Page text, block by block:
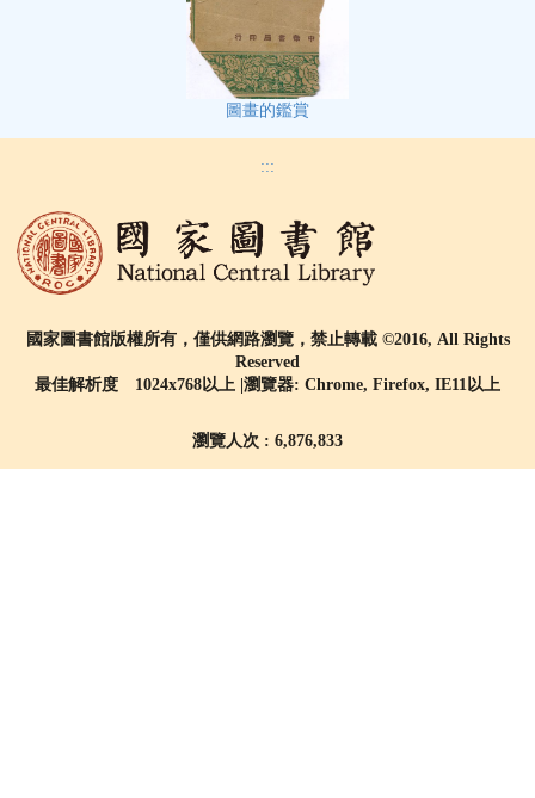
圖畫的鑑賞
:::
國家圖書館版權所有，僅供網路瀏覽，禁止轉載 ©2016, All Rights
Reserved
最佳解析度 1024x768以上 |瀏覽器: Chrome, Firefox, IE11以上
瀏覽人次 : 6,876,833